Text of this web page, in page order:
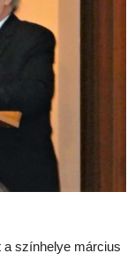
színhelye március